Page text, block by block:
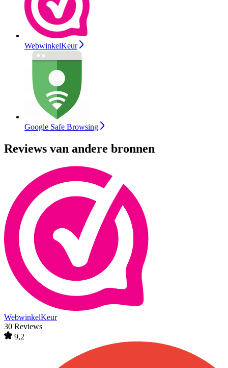
WebwinkelKeur
Google Safe Browsing
Reviews van andere bronnen
WebwinkelKeur
30 Reviews
9,2